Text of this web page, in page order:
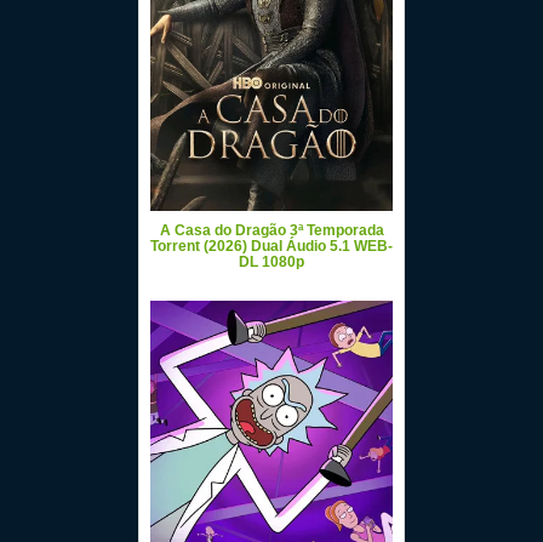
A Casa do Dragão 3ª Temporada
Torrent (2026) Dual Áudio 5.1 WEB-
DL 1080p